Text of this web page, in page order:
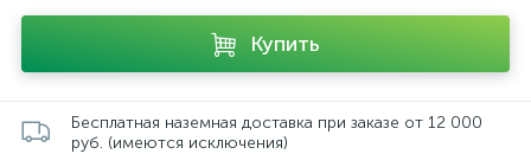
Купить
Бесплатная наземная доставка при заказе от 12 000
руб. (имеются исключения)